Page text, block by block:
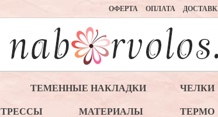
ОФЕРТА ОПЛАТА
ТЕМЕННЫЕ НАКЛАДКИ ЧЕЛКИ
ТРЕССЫ МАТЕРИАЛЫ ТЕРМО